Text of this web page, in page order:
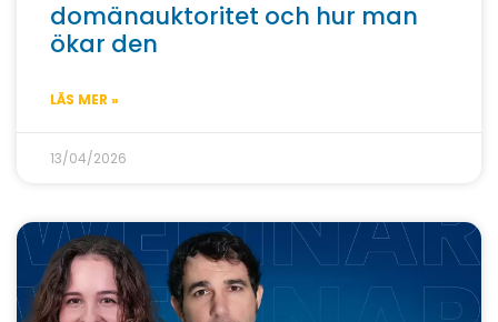
domänauktoritet och hur man
ökar den
LÄS MER »
13/04/2026